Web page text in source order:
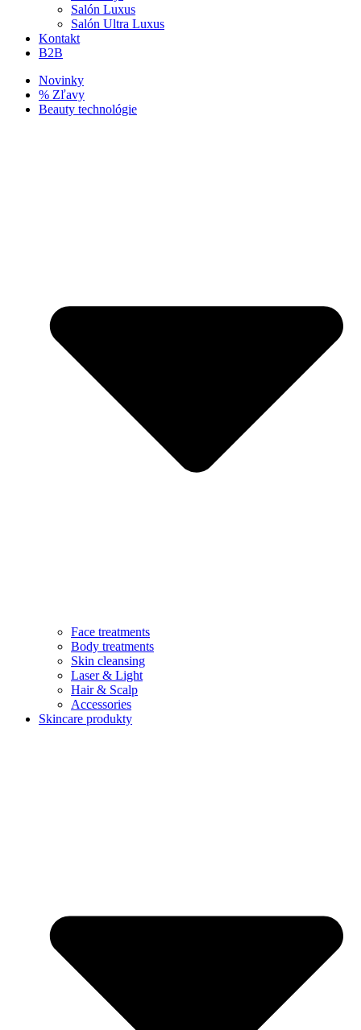
Salón Luxus
Salón Ultra Luxus
Kontakt
B2B
Novinky
% Zľavy
Beauty technológie
Face treatments
Body treatments
Skin cleansing
Laser & Light
Hair & Scalp
Accessories
Skincare produkty